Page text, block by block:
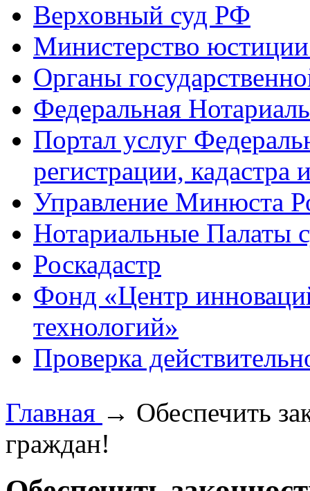
Верховный суд РФ
Министерство
Органы
Федеральная
Портал услуг
регистрации, кадастра
Управление Минюста
Нотариальные Палаты
Роскадастр
Фонд «Центр
технологий»
Проверка
Главная → Обеспечить
граждан!